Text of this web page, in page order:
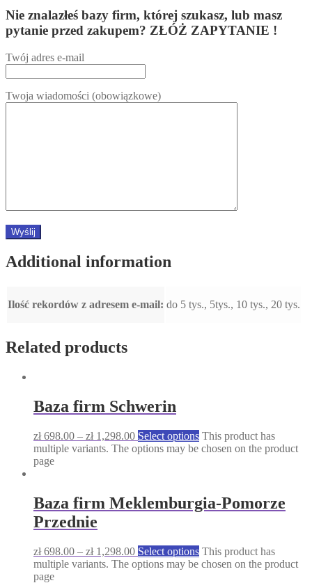
Nie znalazłeś bazy firm, której szukasz, lub masz
pytanie przed zakupem? ZŁÓŻ ZAPYTANIE !
Twój adres e-mail
Twoja wiadomości (obowiązkowe)
Additional information
Ilość rekordów z adresem e-mail: do 5 tys., 5tys., 10 tys., 20 tys.
Related products
Baza firm Schwerin
zł698.00 – zł1,298.00 Select options This product has
multiple variants. The options may be chosen on the product
page
Baza firm Meklemburgia-Pomorze
Przednie
zł698.00 – zł1,298.00 Select options This product has
multiple variants. The options may be chosen on the product
page